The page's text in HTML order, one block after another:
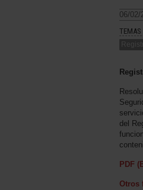
06/02/
TEMAS
del
PDF
Otros